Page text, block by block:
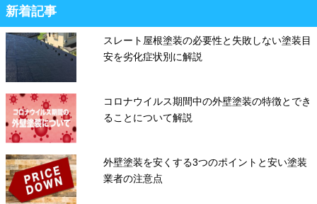
新着記事
スレート屋根塗装の必要性と失敗しない塗装目
安を劣化症状別に解説
コロナウイルス期間中の外壁塗装の特徴とでき
ることについて解説
外壁塗装を安くする3つのポイントと安い塗装
業者の注意点